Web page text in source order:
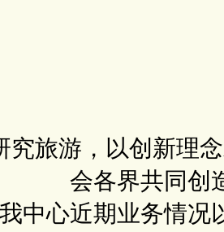
究旅游，以创新理
会各界共同创
我中心近期业务情况